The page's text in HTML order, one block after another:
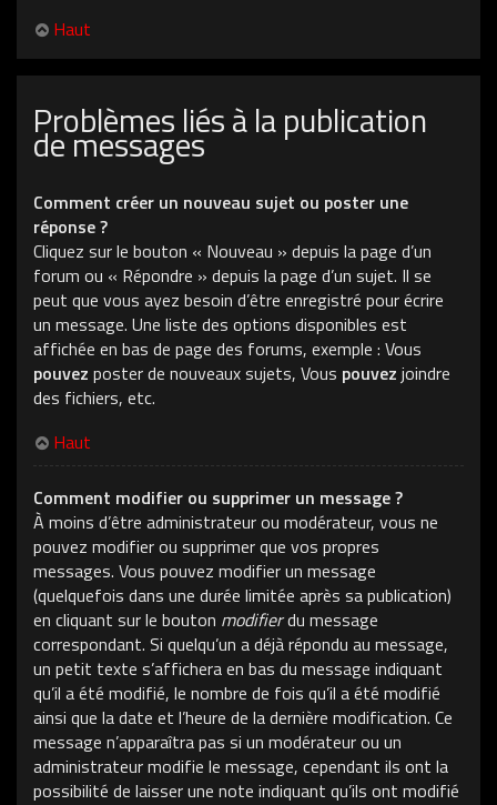
Haut
Problèmes liés à la publication
de messages
Comment créer un nouveau sujet ou poster une
réponse ?
Cliquez sur le bouton « Nouveau » depuis la page d’un
forum ou « Répondre » depuis la page d’un sujet. Il se
peut que vous ayez besoin d’être enregistré pour écrire
un message. Une liste des options disponibles est
affichée en bas de page des forums, exemple : Vous
pouvez poster de nouveaux sujets, Vous pouvez joindre
des fichiers, etc.
Haut
Comment modifier ou supprimer un message ?
À moins d’être administrateur ou modérateur, vous ne
pouvez modifier ou supprimer que vos propres
messages. Vous pouvez modifier un message
(quelquefois dans une durée limitée après sa publication)
en cliquant sur le bouton modifierdu message
correspondant. Si quelqu’un a déjà répondu au message,
un petit texte s’affichera en bas du message indiquant
qu’il a été modifié, le nombre de fois qu’il a été modifié
ainsi que la date et l’heure de la dernière modification. Ce
message n’apparaîtra pas si un modérateur ou un
administrateur modifie le message, cependant ils ont la
possibilité de laisser une note indiquant qu’ils ont modifié